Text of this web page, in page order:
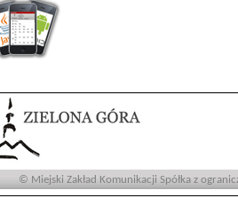
© Miejski Zakład Komunikacji Spółka z